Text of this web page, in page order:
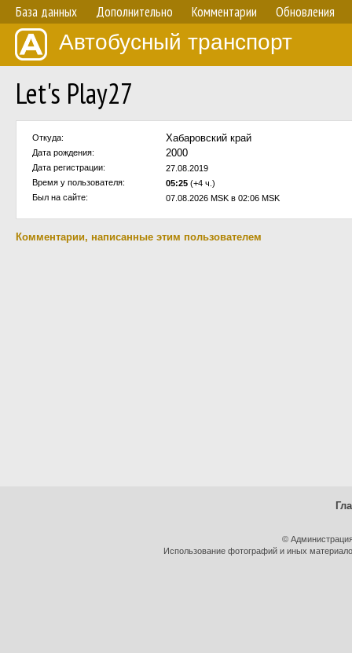
База данных Дополнительно Комментарии Обновления
Автобусный транспорт
Let's Play27
Откуда: Хабаровский край
Дата рождения: 2000
Дата регистрации:
27.08.2019
Время у пользователя:
05:25 (+4 ч.)
Был на сайте:
07.08.2026 MSK в 02:06 MSK
Комментарии, написанные этим пользователем
©
Использование фотографий и иных